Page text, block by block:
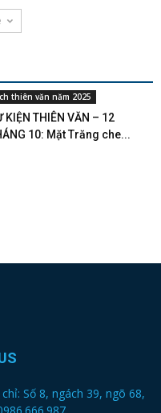
thiên văn năm 2025
KIỆN THIÊN VĂN – 12
10: Mặt Trăng che...
Số 8, ngách 39, ngõ 68,